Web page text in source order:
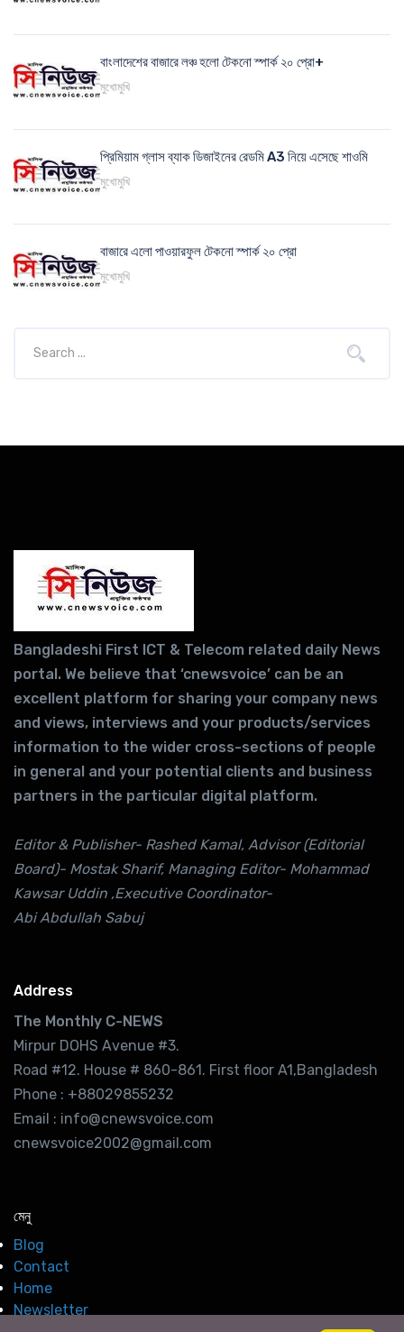
বাংলাদেশের বাজারে লঞ্চ হলো টেকনো স্পার্ক ২০ প্রো+
মুখোমুখি
প্রিমিয়াম গ্লাস ব্যাক ডিজাইনের রেডমি A3 নিয়ে এসেছে শাওমি
মুখোমুখি
বাজারে এলো পাওয়ারফুল টেকনো স্পার্ক ২০ প্রো
মুখোমুখি
Bangladeshi First ICT & Telecom related daily News
portal. We believe that ‘cnewsvoice’ can be an
excellent platform for sharing your company news
and views, interviews and your products/services
information to the wider cross-sections of people
in general and your potential clients and business
partners in the particular digital platform.
Editor & Publisher- Rashed Kamal, Advisor (Editorial
Board)- Mostak Sharif, Managing Editor- Mohammad
Kawsar Uddin ,Executive Coordinator-
Abi Abdullah Sabuj
Address
The Monthly C-NEWS
Mirpur DOHS Avenue #3.
Road #12. House # 860-861. First floor A1,Bangladesh
Phone : +88029855232
Email : info@cnewsvoice.com
cnewsvoice2002@gmail.com
মেনু
Blog
Contact
Home
Newsletter